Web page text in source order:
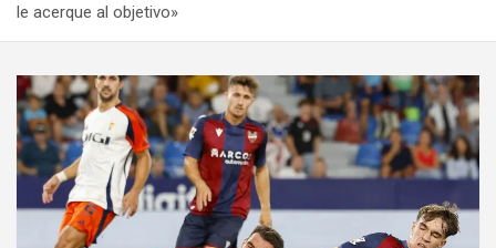
le acerque al objetivo»